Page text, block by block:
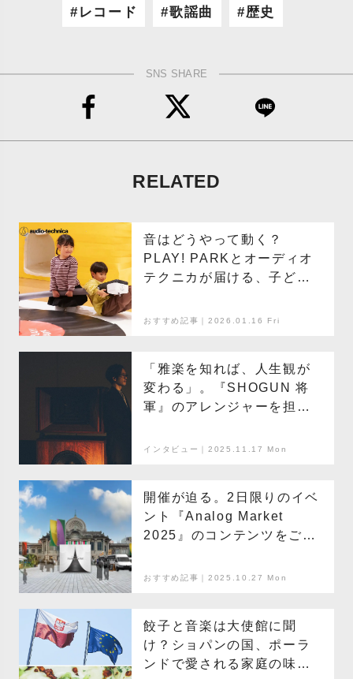
レコード 歌謡曲 歴史
SNS SHARE
RELATED
音はどうやって動く？
PLAY! PARKとオーディオ
テクニカが届ける、子ども
「Let’s! PLAY! SOUND
おすすめ記事｜2026.01.16 Fri
「雅楽を知れば、人生観が
変わる」。『SHOGUN 将
軍』のアレンジャーを担当
力を本気で伝えたい理由
インタビュー｜2025.11.17 Mon
開催が迫る。2日限りのイベ
ント『Analog Market
2025』のコンテンツをご紹
おすすめ記事｜2025.10.27 Mon
餃子と音楽は大使館に聞
け？ショパンの国、ポーラ
ンドで愛される家庭の味〜